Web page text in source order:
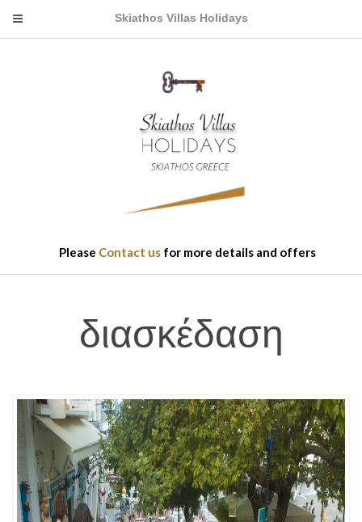
Skiathos Villas Holidays
Please Contact usfor more details and offers
διασκέδαση